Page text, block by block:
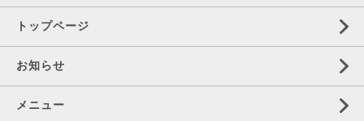
トップページ
お知らせ
メニュー